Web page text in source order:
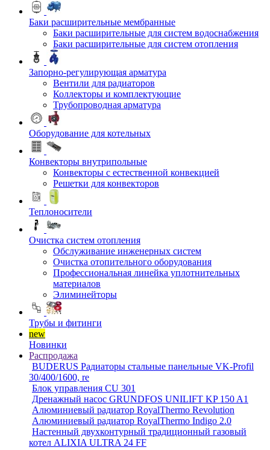
Баки расширительные мембранные
Баки расширительные для систем водоснабжения
Баки расширительные для систем отопления
Запорно-регулирующая арматура
Вентили для радиаторов
Коллекторы и комплектующие
Трубопроводная арматура
Оборудование для котельных
Конвекторы внутрипольные
Конвекторы с естественной конвекцией
Решетки для конвекторов
Теплоносители
Очистка систем отопления
Обслуживание инженерных систем
Очистка отопительного оборудования
Профессиональная линейка уплотнительных
материалов
Элиминейторы
Трубы и фитинги
new
Новинки
Распродажа
BUDERUS Радиаторы стальные панельные VK-Profil
30/400/1600, re
Блок управления CU 301
Дренажный насос GRUNDFOS UNILIFT KP 150 A1
Алюминиевый радиатор RoyalThermo Revolution
Алюминиевый радиатор RoyalThermo Indigo 2.0
Настенный двухконтурный традиционный газовый
котел ALIXIA ULTRA 24 FF